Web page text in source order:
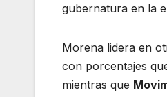
gubernatura en la
Morena lidera en
con porcentajes
mientras que